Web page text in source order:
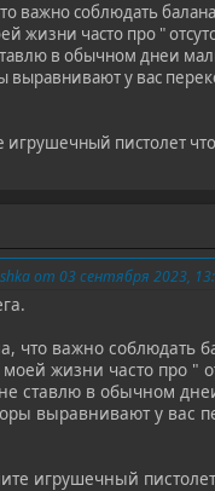
важно соблюдать
жизни часто про "
в обычном днеи
выравнивают у вас
игрушечный пистолет
от 03 сентября 2023,
что важно соблюдать
жизни часто про "
ставлю в обычном
выравнивают у вас
игрушечный